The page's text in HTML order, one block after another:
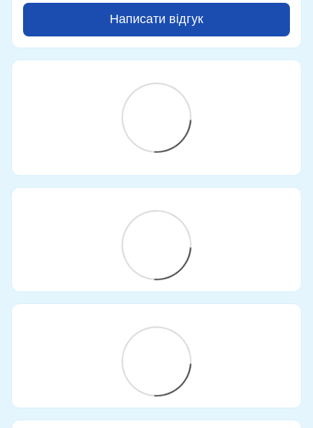
Написати відгук